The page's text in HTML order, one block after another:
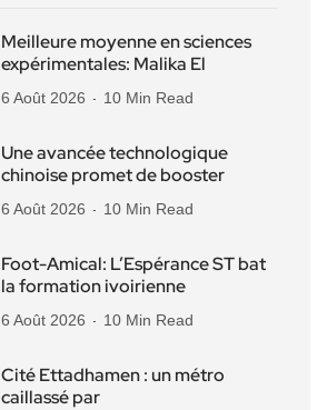
Meilleure moyenne en sciences
expérimentales: Malika El
6 Août 2026 10 Min Read
Une avancée technologique
chinoise promet de booster
6 Août 2026 10 Min Read
Foot-Amical: L’Espérance ST bat
la formation ivoirienne
6 Août 2026 10 Min Read
Cité Ettadhamen : un métro
caillassé par